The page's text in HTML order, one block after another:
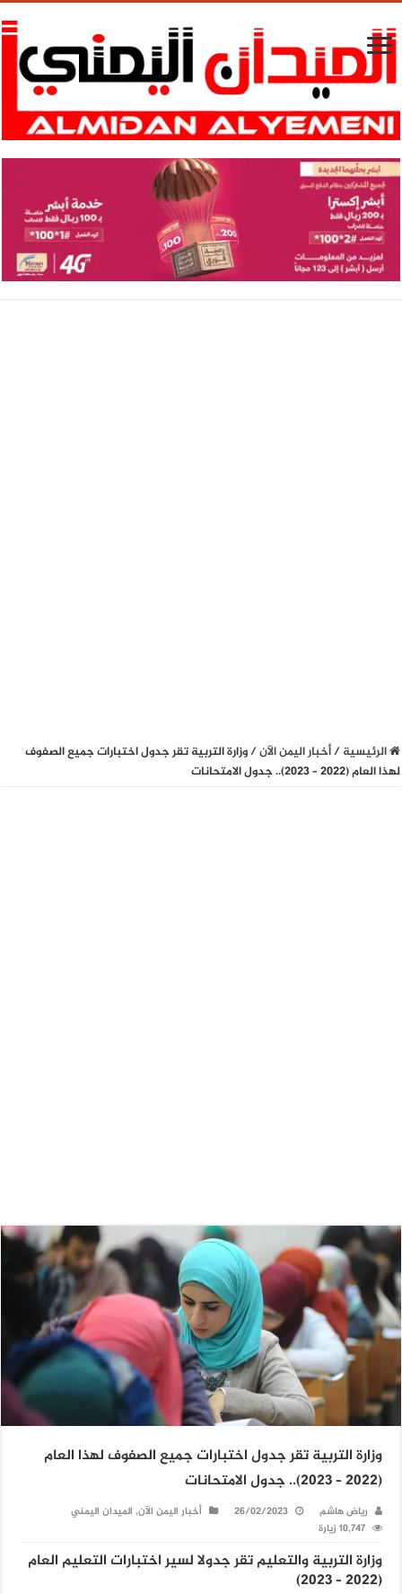
الرئيسية / أخبار اليمن الآن / وزارة التربية تقر جدول اختبارات جميع الصفوف
لهذا العام (2022 – 2023).. جدول الامتحانات
وزارة التربية تقر جدول اختبارات جميع الصفوف لهذا العام
(2022 – 2023).. جدول الامتحانات
رياض هاشم 26/02/2023 أخبار اليمن الآن, الميدان اليمني
10,747 زيارة
وزارة التربية والتعليم تقر جدولا لسير اختبارات التعليم العام
(2022 – 2023)